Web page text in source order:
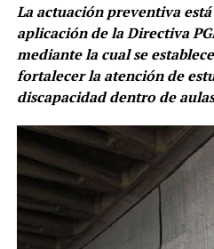
La actuación preventiva
aplicación de la Directiva
mediante la cual se
fortalecer la atención de
discapacidad dentro de